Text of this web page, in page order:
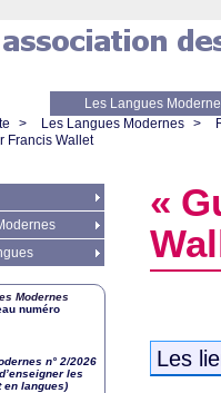
Les Langues
> Les Langues Modernes >
Francis Wallet
«
Les
Modernes
numéro
n° 2/2026
les
en langues)